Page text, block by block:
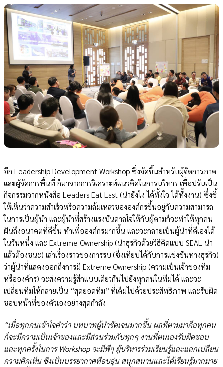
อีก Leadership Development Workshop ซึ่งจัดขึ้นสำหรับผู้จัดการภาค
และผู้จัดการพื้นที่ ก็มาจากการวิเคราะห์แนวคิดในการบริหาร เพื่อปรับเป็น
กิจกรรมจากหนังสือ Leaders Eat Last (นำยังไง ได้ทั้งใจ ได้ทั้งงาน) ซึ่งชี้
ให้เห็นว่าความสำเร็จหรือความล้มเหลวขององค์กรขึ้นอยู่กับความสามารถ
ในการเป็นผู้นำ และผู้นำที่สร้างแรงบันดาลใจให้กับผู้ตามก็จะทำให้ทุกคน
ฝันถึงอนาคตที่ดีขึ้น ทำเพื่อองค์กรมากขึ้น และจะกลายเป็นผู้นำที่ดีเองได้
ในวันหนึ่ง และ Extreme Ownership (นำธุรกิจด้วยวิธีคิดแบบ SEAL นำ
แล้วต้องชนะ) เล่าเรื่องราวของการรบ (ซึ่งเทียบได้กับการแข่งขันทางธุรกิจ)
ว่าผู้นำที่แสดงออกถึงการมี Extreme Ownership (ความเป็นเจ้าของทีม
หรือองค์กร) จะส่งความรู้สึกแบบเดียวกันไปยังทุกคนในทีมได้ และจะ
เปลี่ยนทีมให้กลายเป็น “สุดยอดทีม” ที่เต็มไปด้วยประสิทธิภาพ และรับผิด
ชอบหน้าที่ของตัวเองอย่างสุดกำลัง
“เมื่อทุกคนเข้าใจคำว่า บทบาทผู้นำชัดเจนมากขึ้น ผลที่ตามมาคือทุกคน
ก็จะมีความเป็นเจ้าของและมีส่วนร่วมกับทุกๆ งานที่ตนเองรับผิดชอบ
และทุกครั้งในการ Workshop จะมีพี่ๆ ผู้บริหารร่วมเรียนรู้และแลกเปลี่ยน
ความคิดเห็น ซึ่งเป็นบรรยากาศที่อบอุ่น สนุกสนานและได้เรียนรู้มากมาย